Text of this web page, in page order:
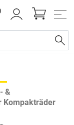
&
Kompakträder